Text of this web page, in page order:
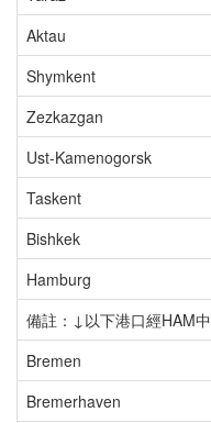
Aktau
Shymkent
Zezkazgan
Ust-Kamenogorsk
Taskent
Bishkek
Hamburg
備註：↓以下港口經HAM
Bremen
Bremerhaven